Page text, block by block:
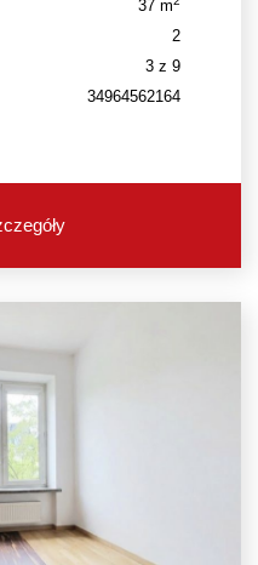
37 m
2
3 z 9
34964562164